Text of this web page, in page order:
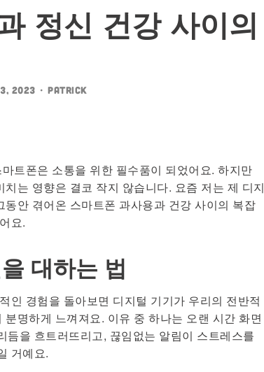
정신 건강 사이의
2023 • patrick
트폰은 소통을 위한 필수품이 되었어요. 하지만
는 영향은 결코 작지 않습니다. 요즘 저는 제 디지
안 겪어온 스마트폰 과사용과 건강 사이의 복잡
요.
대하는 법
인 경험을 돌아보면 디지털 기기가 우리의 전반적
명하게 느껴져요. 이유 중 하나는 오랜 시간 화면
듬을 흐트러뜨리고, 끊임없는 알림이 스트레스를
거예요.